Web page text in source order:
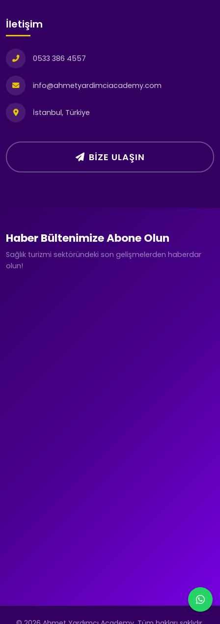
İletişim
0533 386 4557
info@ahmetyardimciacademy.com
İstanbul, Türkiye
BIZE ULAŞIN
Haber Bültenimize Abone Olun
Sağlık turizmi sektöründeki son gelişmelerden haberdar
olun!